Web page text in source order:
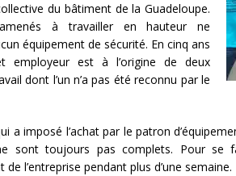
du bâtiment de la Guadeloupe.
à travailler en hauteur ne
équipement de sécurité. En cinq ans
employeur est à l’origine de deux
dont l’un n’a pas été reconnu par le
a imposé l’achat par le patron
sont toujours pas complets. Pour se
l’entreprise pendant plus d’une semaine.